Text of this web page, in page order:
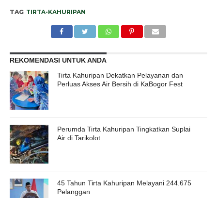
TAG TIRTA-KAHURIPAN
REKOMENDASI UNTUK ANDA
Tirta Kahuripan Dekatkan Pelayanan dan
Perluas Akses Air Bersih di KaBogor Fest
Perumda Tirta Kahuripan Tingkatkan Suplai
Air di Tarikolot
45 Tahun Tirta Kahuripan Melayani 244.675
Pelanggan